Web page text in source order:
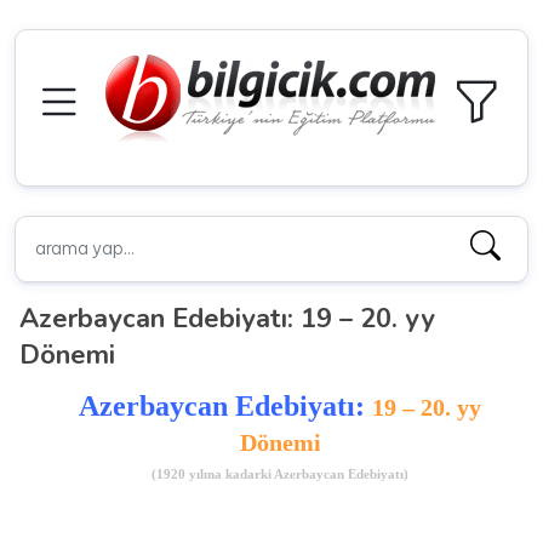
Azerbaycan Edebiyatı: 19 – 20. yy
Dönemi
Azerbaycan Edebiyatı: 19 – 20. yy
Dönemi
(1920 yılına kadarki Azerbaycan Edebiyatı)